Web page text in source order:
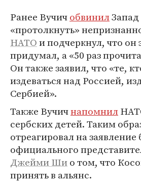
Ранее Вучичобвинил
«протолкнуть»
НАТОи подчеркнул, что он
придумал, а «50 раз
Он также заявил, что «те,
издеваться над Россией,
Сербией».
Также Вучичнапомнил
сербских детей. Таким
отреагировал на
официального
Джейми Шио том, что
принять в альянс.